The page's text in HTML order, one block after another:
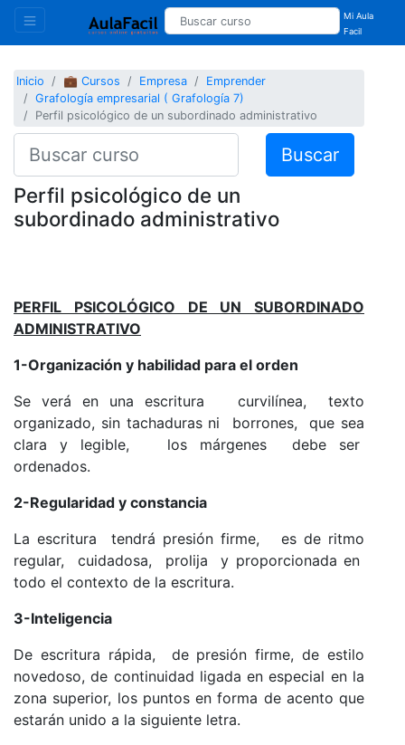
Mi Aula
Facil
Inicio 💼 Cursos Empresa
Emprender
Grafología empresarial ( Grafología 7)
Perfil psicológico de un subordinado administrativo
Buscar
Perfil psicológico de un
subordinado administrativo
PERFIL PSICOLÓGICO DE UN SUBORDINADO
ADMINISTRATIVO
1-Organización y habilidad para el orden
Se verá en una escritura curvilínea, texto
organizado, sin tachaduras ni borrones, que sea
clara y legible, los márgenes debe ser
ordenados.
2-Regularidad y constancia
La escritura tendrá presión firme, es de ritmo
regular, cuidadosa, prolija y proporcionada en
todo el contexto de la escritura.
3-Inteligencia
De escritura rápida, de presión firme, de estilo
novedoso, de continuidad ligada en especial en la
zona superior, los puntos en forma de acento que
estarán unido a la siguiente letra.